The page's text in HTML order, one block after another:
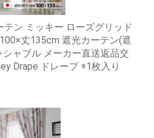
テン ミッキー ローズグリッド
丈135cm 遮光カーテン(遮
ャブル メーカー直送返品交
Drape ドレープ ※1枚入り